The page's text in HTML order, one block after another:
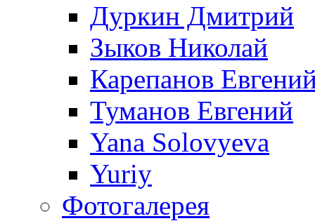
Дуркин Дмитрий
Зыков Николай
Карепанов
Туманов Евгений
Yana Solovyeva
Yuriy
Фотогалерея